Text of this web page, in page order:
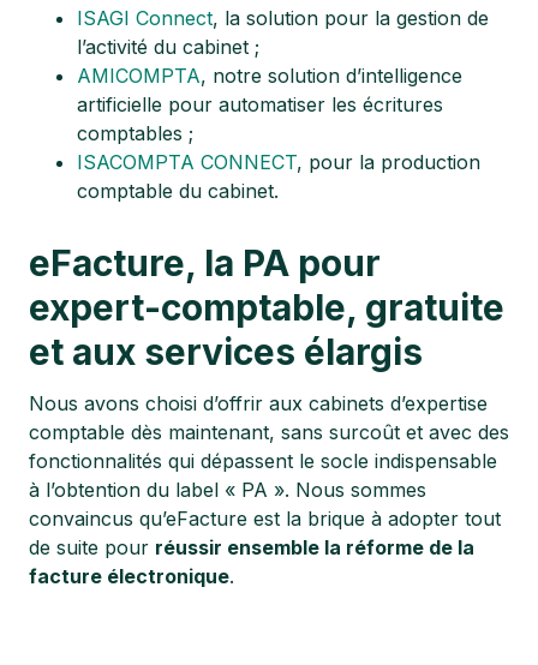
ISAGI Connect, la solution pour la gestion de
l’activité du cabinet ;
AMICOMPTA, notre solution d’intelligence
artificielle pour automatiser les écritures
comptables ;
ISACOMPTA CONNECT, pour la production
comptable du cabinet.
eFacture, la PA pour
expert-comptable, gratuite
et aux services élargis
Nous avons choisi d’offrir aux cabinets d’expertise
comptable dès maintenant, sans surcoût et avec des
fonctionnalités qui dépassent le socle indispensable
à l’obtention du label « PA ». Nous sommes
convaincus qu’eFacture est la brique à adopter tout
de suite pour réussir ensemble la réforme de la
facture électronique.